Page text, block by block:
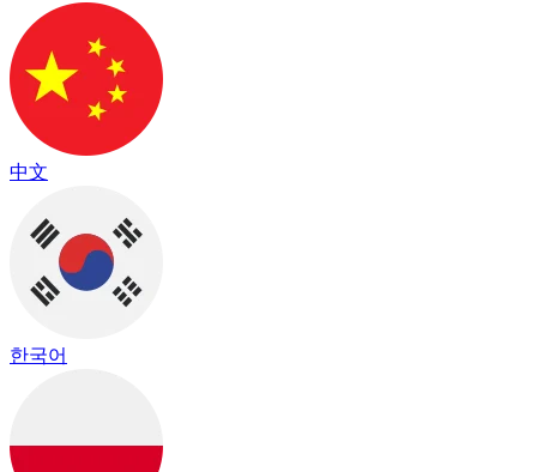
中文
한국어